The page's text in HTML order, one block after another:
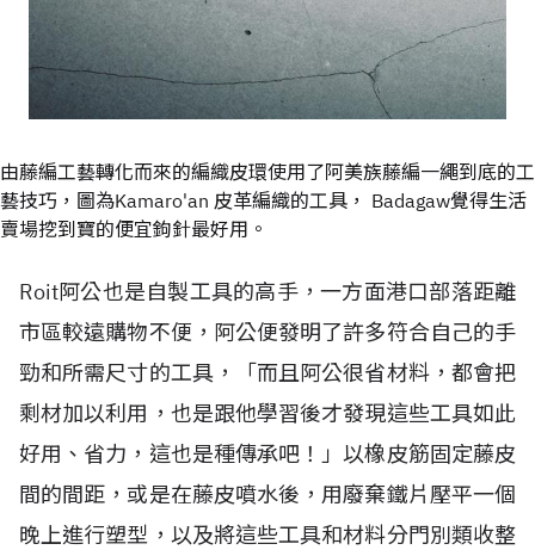
由藤編工藝轉化而來的編織皮環使用了阿美族藤編一繩到底的工
藝技巧，圖為Kamaro'an 皮革編織的工具， Badagaw覺得生活
賣場挖到寶的便宜鉤針最好用。
Roit阿公也是自製工具的高手，一方面港口部落距離
市區較遠購物不便，阿公便發明了許多符合自己的手
勁和所需尺寸的工具，「而且阿公很省材料，都會把
剩材加以利用，也是跟他學習後才發現這些工具如此
好用、省力，這也是種傳承吧！」以橡皮筋固定藤皮
間的間距，或是在藤皮噴水後，用廢棄鐵片壓平一個
晚上進行塑型，以及將這些工具和材料分門別類收整